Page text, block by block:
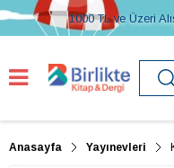
1000 TL ve Üzeri
Anasayfa Yayınevleri